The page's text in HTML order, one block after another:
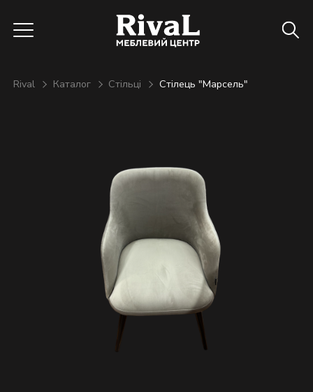
Rival Каталог Стільці Стілець "Марсель"